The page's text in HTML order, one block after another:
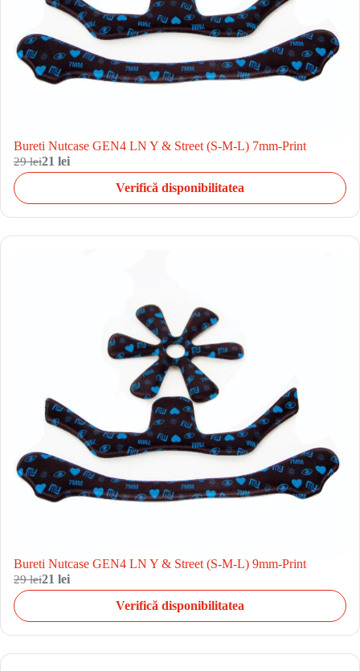
Bureti Nutcase GEN4 LN Y & Street (S-M-L) 7mm-Print
29 lei21 lei
Verifică disponibilitatea
Bureti Nutcase GEN4 LN Y & Street (S-M-L) 9mm-Print
29 lei21 lei
Verifică disponibilitatea